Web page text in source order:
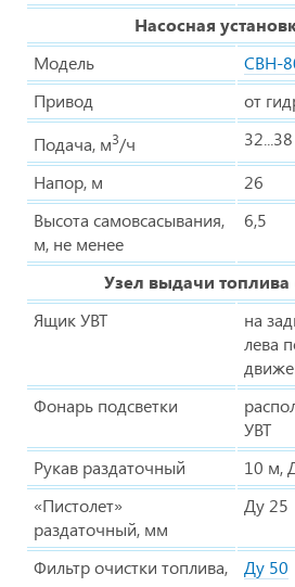
Насосная
Модель
СВН-
Привод
от
Подача, м3/ч
32...38
Напор, м
26
Высота самовсасывания,
м, не менее
6,5
Узел выдачи топлива
Ящик УВТ
на
лева
Фонарь подсветки
УВТ
Рукав раздаточный
10 м,
«Пистолет»
раздаточный, мм
Ду 25
Фильтр очистки топлива,
Ду 50